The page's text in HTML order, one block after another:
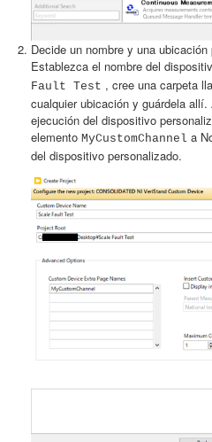
Decide un nombre y una
Establezca el nombre del
Fault Test , cree una carpeta
cualquier ubicación y guárdela
ejecución del dispositivo
elemento MyCustomChannel a
del dispositivo personalizado.